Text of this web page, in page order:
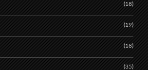
(18)
(19)
(18)
(35)